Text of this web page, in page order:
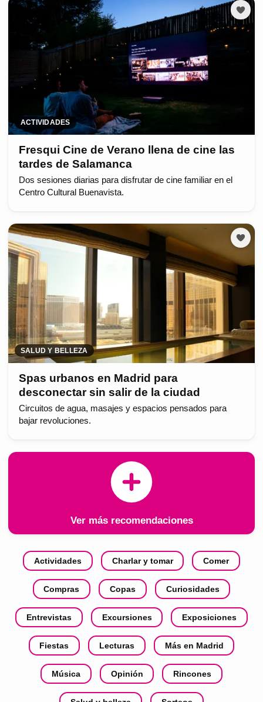
ACTIVIDADES
Fresqui Cine de Verano llena de cine las
tardes de Salamanca
Dos sesiones diarias para disfrutar de cine familiar en el
Centro Cultural Buenavista.
SALUD Y BELLEZA
Spas urbanos en Madrid para
desconectar sin salir de la ciudad
Circuitos de agua, masajes y espacios pensados para
bajar revoluciones.
Ver más recomendaciones
Actividades Charlar y tomar Comer
Compras Copas Curiosidades
Entrevistas Excursiones Exposiciones
Fiestas Lecturas Más en Madrid
Música Opinión Rincones